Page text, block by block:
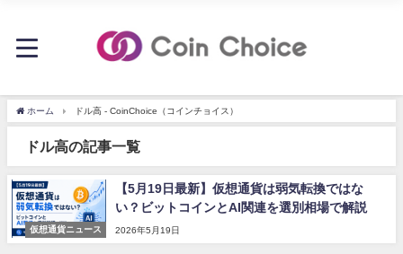
ホーム ドル高 - CoinChoice（コインチョイス）
ドル高の記事一覧
仮想通貨ニュース
【5月19日最新】仮想通貨は弱気転換ではな
い？ビットコインとAI関連を選別相場で解説
2026年5月19日